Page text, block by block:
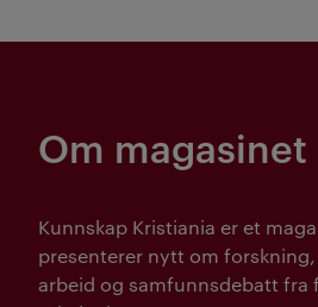
Om magasinet
Kunnskap Kristiania er et
presenterer nytt om
arbeid og samfunnsdebatt fra